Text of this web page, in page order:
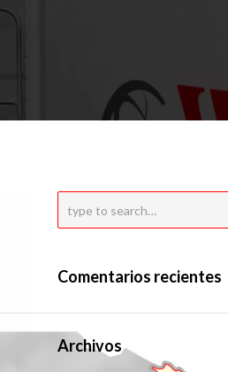
Comentarios recientes
Archivos